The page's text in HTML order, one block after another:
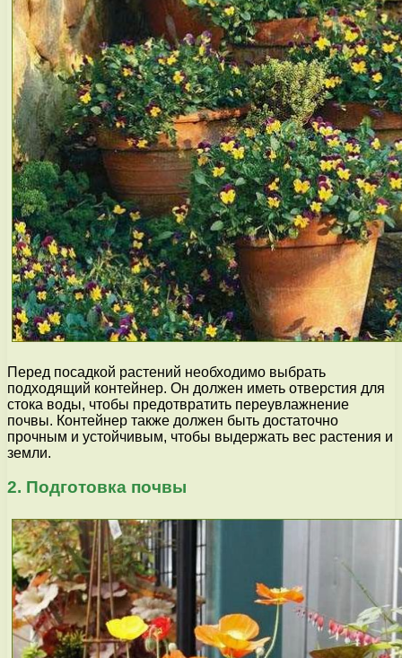
Перед посадкой растений необходимо выбрать
подходящий контейнер. Он должен иметь отверстия для
стока воды, чтобы предотвратить переувлажнение
почвы. Контейнер также должен быть достаточно
прочным и устойчивым, чтобы выдержать вес растения и
земли.
2. Подготовка почвы